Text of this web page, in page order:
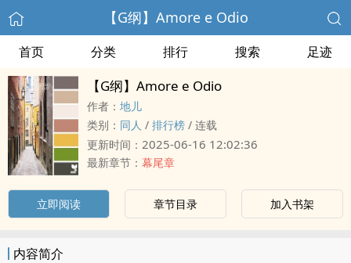
【G纲】Amore e Odio
首页 分类 排行 搜索 足迹
【G纲】Amore e Odio
作者： 地儿
类别： ‍同‌‎人‌ / 排行榜 / 连载
更新时间： 2025-06-16 12:02:36
最新章节： 幕尾章
立即阅读 章节目录 加入书架
内容简介